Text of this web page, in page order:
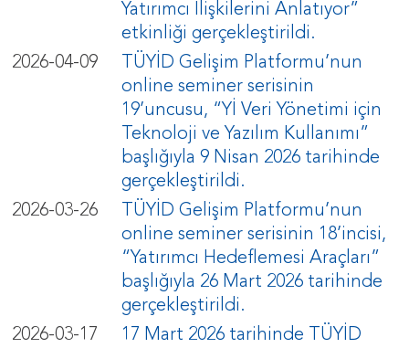
Yatırımcı İlişkilerini Anlatıyor”
etkinliği gerçekleştirildi.
2026-04-09
TÜYİD Gelişim Platformu’nun
online seminer serisinin
19’uncusu, “Yİ Veri Yönetimi için
Teknoloji ve Yazılım Kullanımı”
başlığıyla 9 Nisan 2026 tarihinde
gerçekleştirildi.
2026-03-26
TÜYİD Gelişim Platformu’nun
online seminer serisinin 18’incisi,
“Yatırımcı Hedeflemesi Araçları”
başlığıyla 26 Mart 2026 tarihinde
gerçekleştirildi.
2026-03-17
17 Mart 2026 tarihinde TÜYİD